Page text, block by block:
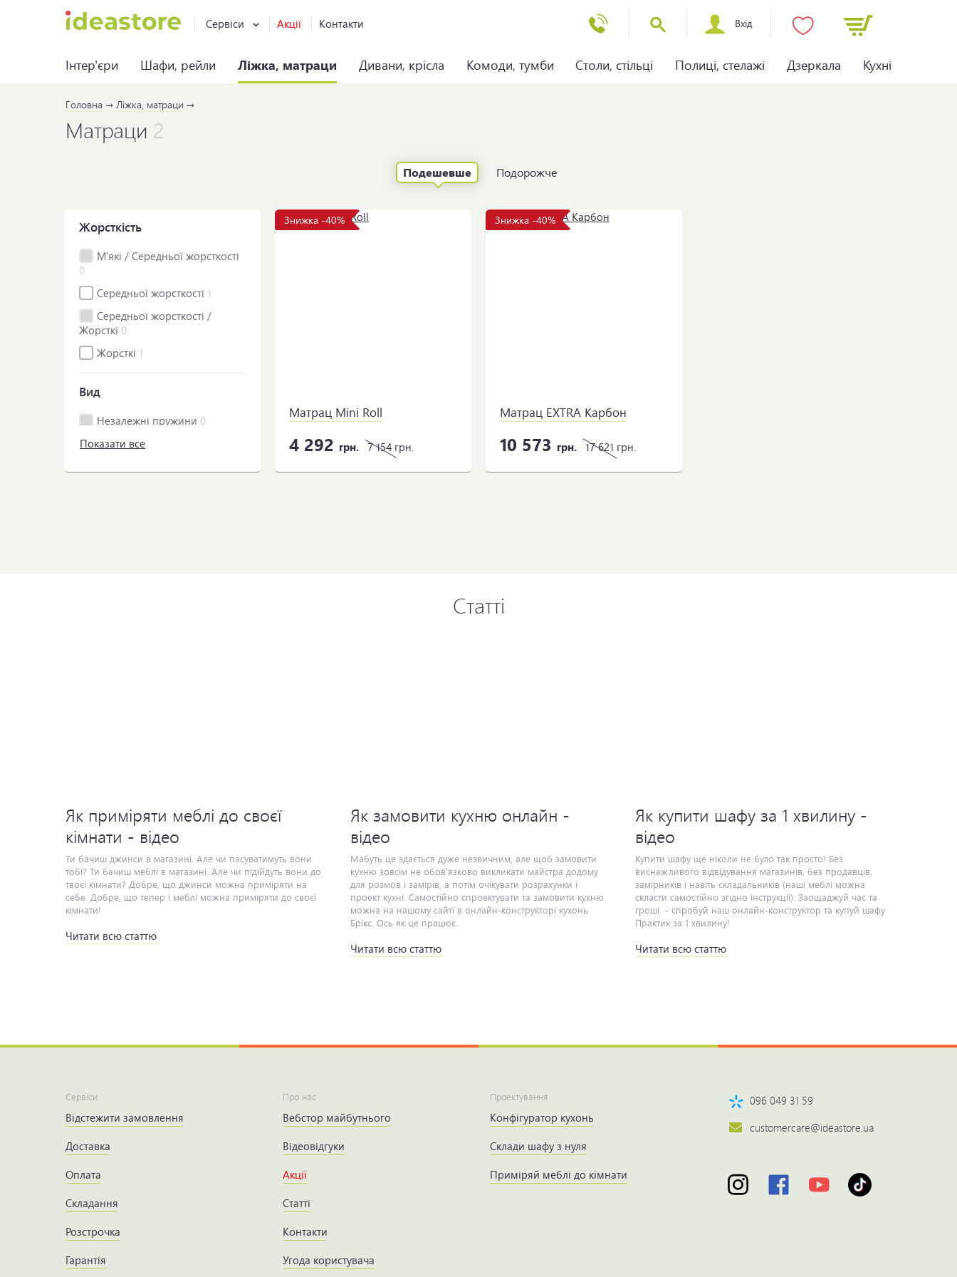
Сервіси Акції Контакти Вхід
Інтер'єри Шафи, рейли Ліжка, матраци Дивани, крісла Комоди, тумби Столи, стільці Полиці, стелажі Дзеркала Кухні
Головна Ліжка, матраци
Матраци 2
Подешевше Подорожче
Жорсткість
М'які / Середньої жорсткості
0
Середньої жорсткості 1
Середньої жорсткості /
Жорсткі 0
Жорсткі 1
Вид
Незалежні пружини 0
Залежні пружини
Показати все
Знижка -40%
Матрац Mini Roll
4 292 грн. 7 154 грн.
Знижка -40%
Матрац EXTRA Карбон
10 573 грн. 17 621 грн.
Статті
Як приміряти меблі до своєї
кімнати - відео
Читати всю статтю
Як замовити кухню онлайн -
відео
Мабуть це здається дуже незвичним, але щоб замовити
кухню зовсім не обов'язково викликати майстра додому
для розмов і замірів, а потім очікувати розрахунки і
проект кухні. Самостійно спроектувати та замовити кухню
можна на нашому сайті в онлайн-конструкторі кухонь
Брікс. Ось як це працює.
Читати всю статтю
Як купити шафу за 1 хвилину -
відео
Купити шафу ще ніколи не було так просто! Без виснажливого відвідування магазинів, без продавців, замірників і навіть складальників (наші меблі можна скласти самостійно згідно інструкції). Заощаджуй час та гроші - спробуй наш онлайн-конструктор та купуй шафу Практик за 1 хвилину!
Читати всю статтю
Сервіси
Відстежити замовлення
Доставка
Оплата
Складання
Розстрочка
Гарантія
Про нас
Вебстор майбутнього
Відеовідгуки
Акції
Статті
Контакти
Угода користувача
Проектування
Конфігуратор кухонь
Склади шафу з нуля
Приміряй меблі до кімнати
096 049 31 59
customercare@ideastore.ua